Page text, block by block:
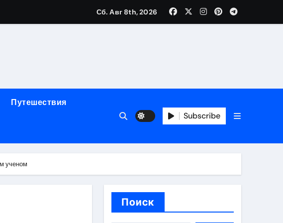
и оценка долгосрочных результатов при анонимном лечении
Сб. Авг 8th, 2026
Путешествия
Subscribe
ученом
Поиск